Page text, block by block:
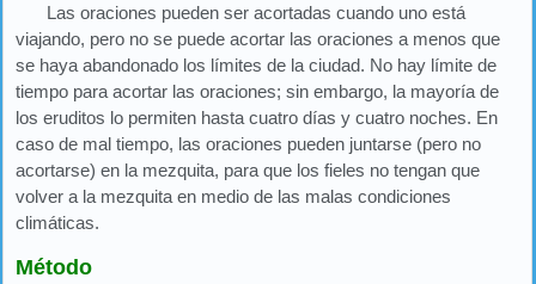
Las oraciones pueden ser acortadas cuando uno está
viajando, pero no se puede acortar las oraciones a menos que
se haya abandonado los límites de la ciudad. No hay límite de
tiempo para acortar las oraciones; sin embargo, la mayoría de
los eruditos lo permiten hasta cuatro días y cuatro noches. En
caso de mal tiempo, las oraciones pueden juntarse (pero no
acortarse) en la mezquita, para que los fieles no tengan que
volver a la mezquita en medio de las malas condiciones
climáticas.
Método